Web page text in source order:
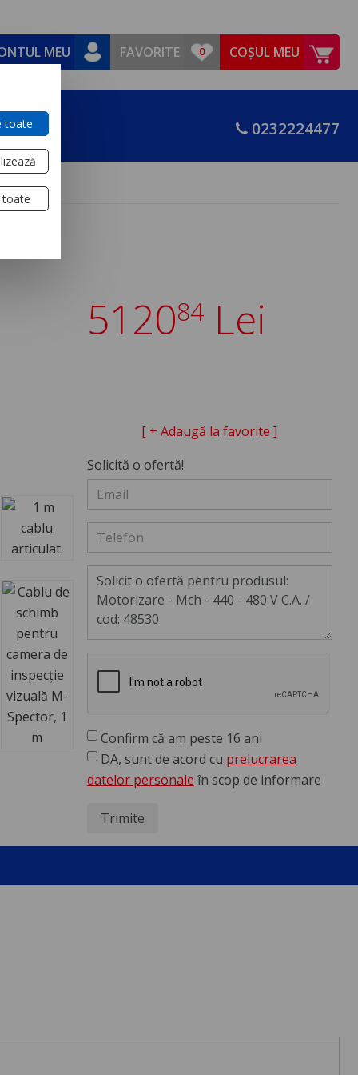
MEU FAVORITE COȘUL MEU
0232224477
512084Lei
[ + Adaugă la favorite ]
Solicită o ofertă!
Confirm că am peste 16 ani
DA, sunt de acord cu prelucrarea
datelor personale în scop de informare
Trimite
toate
toate